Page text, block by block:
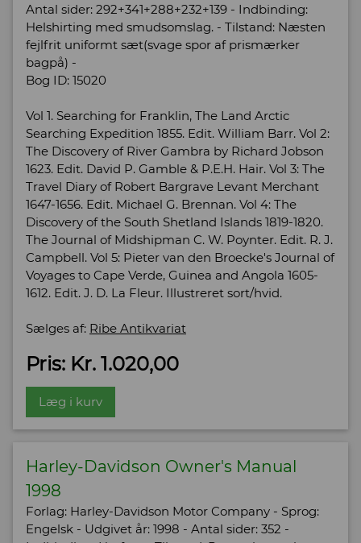
Antal sider: 292+341+288+232+139 - Indbinding:
Helshirting med smudsomslag. - Tilstand: Næsten
fejlfrit uniformt sæt(svage spor af prismærker
bagpå) -
Bog ID: 15020
Vol 1. Searching for Franklin, The Land Arctic
Searching Expedition 1855. Edit. William Barr. Vol 2:
The Discovery of River Gambra by Richard Jobson
1623. Edit. David P. Gamble & P.E.H. Hair. Vol 3: The
Travel Diary of Robert Bargrave Levant Merchant
1647-1656. Edit. Michael G. Brennan. Vol 4: The
Discovery of the South Shetland Islands 1819-1820.
The Journal of Midshipman C. W. Poynter. Edit. R. J.
Campbell. Vol 5: Pieter van den Broecke's Journal of
Voyages to Cape Verde, Guinea and Angola 1605-
1612. Edit. J. D. La Fleur. Illustreret sort/hvid.
Sælges af: Ribe Antikvariat
Pris: Kr. 1.020,00
Læg i kurv
Harley-Davidson Owner's Manual
1998
Forlag: Harley-Davidson Motor Company - Sprog:
Engelsk - Udgivet år: 1998 - Antal sider: 352 -